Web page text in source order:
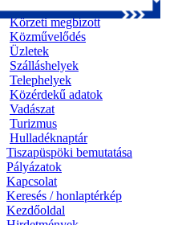
Szociális alapellátás
Körzeti megbízott
Közművelődés
Üzletek
Szálláshelyek
Telephelyek
Közérdekű adatok
Vadászat
Turizmus
Hulladéknaptár
Tiszapüspöki bemutatása
Pályázatok
Kapcsolat
Keresés / honlaptérkép
Kezdőoldal